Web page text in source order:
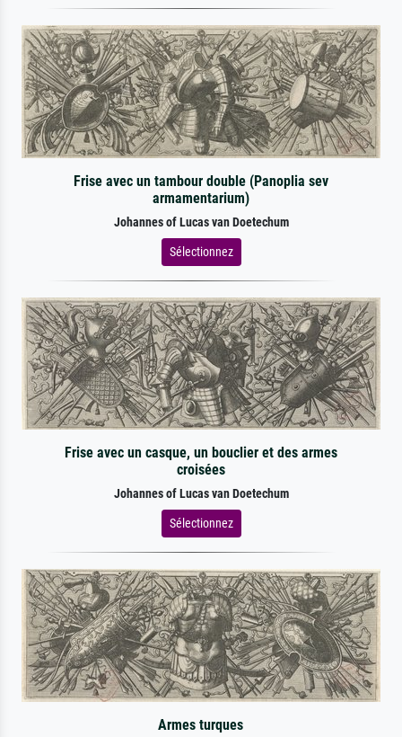
Frise avec un tambour double (Panoplia sev
armamentarium)
Johannes of Lucas van Doetechum
Sélectionnez
Frise avec un casque, un bouclier et des armes
croisées
Johannes of Lucas van Doetechum
Sélectionnez
Armes turques